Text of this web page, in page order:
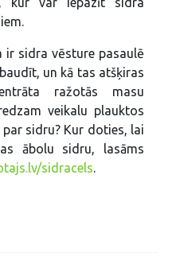
ir sidra vēsture pasaulē
un kā tas atšķiras
ražotās masu
veikalu plauktos
sidru? Kur doties, lai
ābolu sidru, lasāms
sidracels.